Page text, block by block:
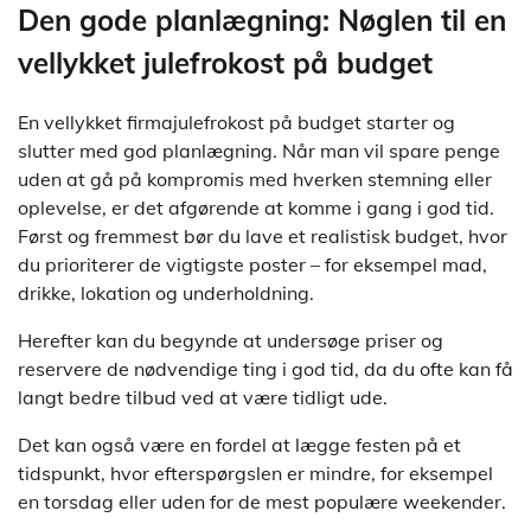
Den gode planlægning: Nøglen til en
vellykket julefrokost på budget
En vellykket firmajulefrokost på budget starter og
slutter med god planlægning. Når man vil spare penge
uden at gå på kompromis med hverken stemning eller
oplevelse, er det afgørende at komme i gang i god tid.
Først og fremmest bør du lave et realistisk budget, hvor
du prioriterer de vigtigste poster – for eksempel mad,
drikke, lokation og underholdning.
Herefter kan du begynde at undersøge priser og
reservere de nødvendige ting i god tid, da du ofte kan få
langt bedre tilbud ved at være tidligt ude.
Det kan også være en fordel at lægge festen på et
tidspunkt, hvor efterspørgslen er mindre, for eksempel
en torsdag eller uden for de mest populære weekender.